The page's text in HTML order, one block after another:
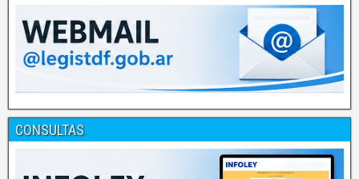
CONSULTAS